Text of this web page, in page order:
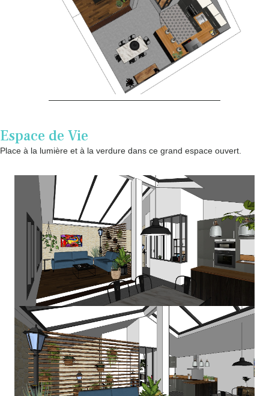
Espace de Vie
Place à la lumière et à la verdure dans ce grand espace ouvert.